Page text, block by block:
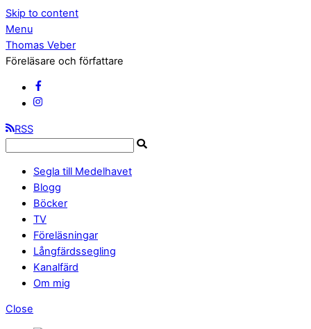
Skip to content
Menu
Thomas Veber
Föreläsare och författare
RSS
Segla till Medelhavet
Blogg
Böcker
TV
Föreläsningar
Långfärdssegling
Kanalfärd
Om mig
Close